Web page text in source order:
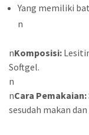
Yang memiliki
n
nKomposisi:
Softgel.
n
nCara Pemakaian:
sesudah makan